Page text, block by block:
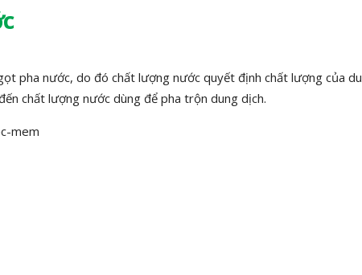
pha nước, do đó chất lượng nước quyết định chất lượng của
chất lượng nước dùng để pha trộn dung dịch.